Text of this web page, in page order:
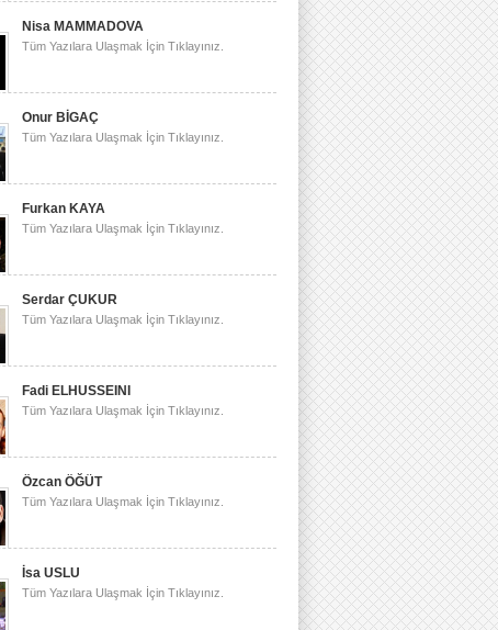
Nisa MAMMADOVA
Tüm Yazılara Ulaşmak İçin Tıklayınız.
Onur BİGAÇ
Tüm Yazılara Ulaşmak İçin Tıklayınız.
Furkan KAYA
Tüm Yazılara Ulaşmak İçin Tıklayınız.
Serdar ÇUKUR
Tüm Yazılara Ulaşmak İçin Tıklayınız.
Fadi ELHUSSEINI
Tüm Yazılara Ulaşmak İçin Tıklayınız.
Özcan ÖĞÜT
Tüm Yazılara Ulaşmak İçin Tıklayınız.
İsa USLU
Tüm Yazılara Ulaşmak İçin Tıklayınız.